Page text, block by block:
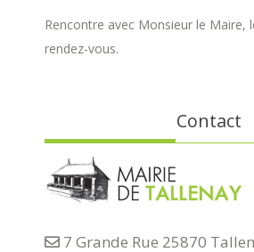
Rencontre avec Monsieur le Maire,
rendez-vous.
Contact
7 Grande Rue 25870